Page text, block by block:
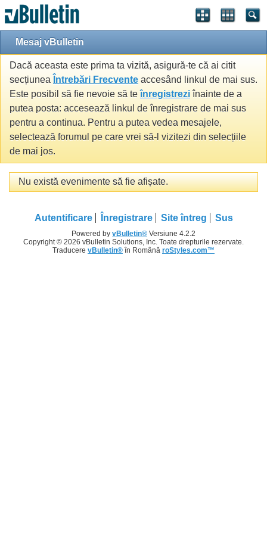
Mesaj vBulletin
Dacă aceasta este prima ta vizită, asigură-te că ai citit
secțiunea Întrebări Frecvente accesând linkul de mai sus.
Este posibil să fie nevoie să teînregistreziînainte de a
putea posta: accesează linkul de înregistrare de mai sus
pentru a continua. Pentru a putea vedea mesajele,
selectează forumul pe care vrei să-l vizitezi din selecțiile
de mai jos.
Nu există evenimente să fie afișate.
Autentificare Înregistrare Site întreg Sus
Powered by vBulletin® Versiune 4.2.2
Copyright © 2026 vBulletin Solutions, Inc. Toate drepturile rezervate.
Traducere vBulletin® în Română roStyles.com™